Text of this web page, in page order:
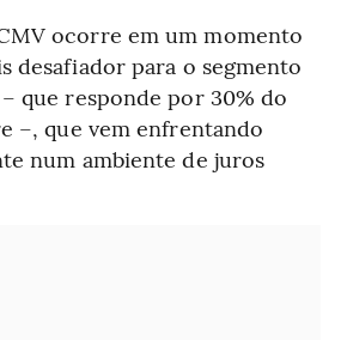
ocorre em um momento
desafiador para o segmento
que responde por 30% do
–, que vem enfrentando
num ambiente de juros